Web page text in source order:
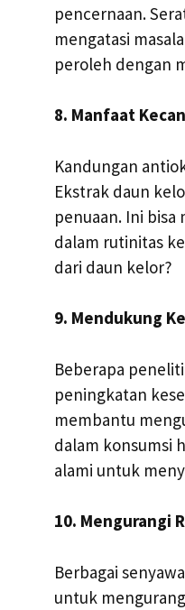
pencernaan.
mengatasi
peroleh dengan
8. Manfaat
Kandungan
Ekstrak daun
penuaan. Ini
dalam rutinitas
dari daun kelor?
9. Mendukung
Beberapa
peningkatan
membantu
dalam konsumsi
alami untuk
10. Mengurangi
Berbagai
untuk